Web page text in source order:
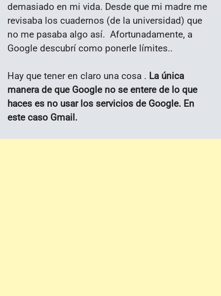
demasiado en mi vida. Desde que mi madre me
revisaba los cuadernos (de la universidad) que
no me pasaba algo así. Afortunadamente, a
Google descubrí como ponerle límites..
Hay que tener en claro una cosa . La única
manera de que Google no se entere de lo que
haces es no usar los servicios de Google. En
este caso Gmail.